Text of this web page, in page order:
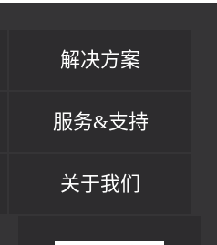
解决方案
服务&支持
关于我们